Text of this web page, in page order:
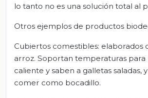
lo tanto no es una solución total al
Otros ejemplos de productos
Cubiertos comestibles: elaborados
arroz. Soportan temperaturas para
caliente y saben a galletas saladas,
comer como bocadillo.